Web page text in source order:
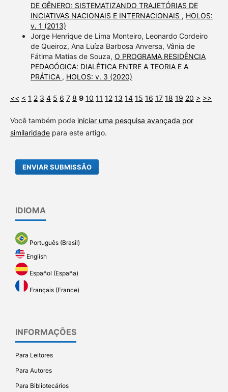
DE GÊNERO: SISTEMATIZANDO TRAJETÓRIAS DE
INCIATIVAS NACIONAIS E INTERNACIONAIS , HOLOS:
v. 1 (2013)
Jorge Henrique de Lima Monteiro, Leonardo Cordeiro
de Queiroz, Ana Luíza Barbosa Anversa, Vânia de
Fátima Matias de Souza, O PROGRAMA RESIDÊNCIA
PEDAGÓGICA: DIALÉTICA ENTRE A TEORIA E A
PRÁTICA , HOLOS: v. 3 (2020)
<< < 1 2 3 4 5 6 7 8 9 10 11 12 13 14 15 16 17 18 19 20 > >>
Você também pode iniciar uma pesquisa avançada por
similaridadepara este artigo.
ENVIAR SUBMISSÃO
IDIOMA
Português (Brasil)
English
Español (España)
Français (France)
INFORMAÇÕES
Para Leitores
Para Autores
Para Bibliotecários